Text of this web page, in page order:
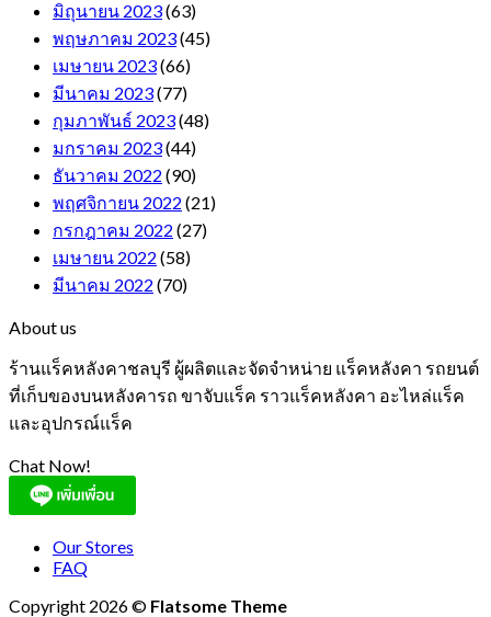
มิถุนายน 2023(63)
พฤษภาคม 2023(45)
เมษายน 2023(66)
มีนาคม 2023(77)
กุมภาพันธ์ 2023(48)
มกราคม 2023(44)
ธันวาคม 2022 (90)
พฤศจิกายน 2022 (21)
กรกฎาคม 2022 (27)
เมษายน 2022 (58)
มีนาคม 2022 (70)
About us
ร้านแร็คหลังคาชลบุรี ผู้ผลิตและจัดจำหน่าย แร็คหลังคา รถยนต์
ที่เก็บของบนหลังคารถ ขาจับแร็ค ราวแร็คหลังคา อะไหล่แร็ค
และอุปกรณ์แร็ค
Chat Now!
Our Stores
FAQ
Copyright 2026 © Flatsome Theme